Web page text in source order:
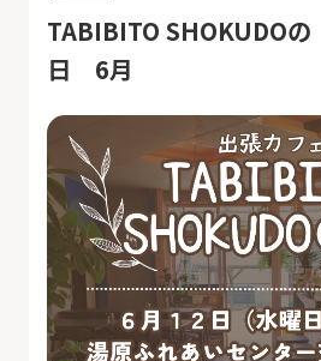
TABIBITO SHOKUDOの
日 6月